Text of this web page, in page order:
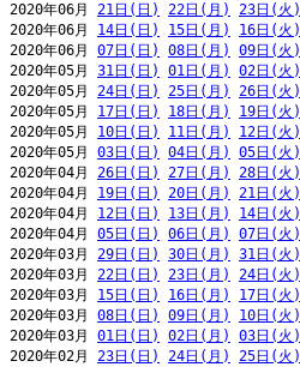
2020年06月 21日(日) 22日(月) 23日(火)
2020年06月 14日(日) 15日(月) 16日(火)
2020年06月 07日(日) 08日(月) 09日(火)
2020年05月 31日(日) 01日(月) 02日(火)
2020年05月 24日(日) 25日(月) 26日(火)
2020年05月 17日(日) 18日(月) 19日(火)
2020年05月 10日(日) 11日(月) 12日(火)
2020年05月 03日(日) 04日(月) 05日(火)
2020年04月 26日(日) 27日(月) 28日(火)
2020年04月 19日(日) 20日(月) 21日(火)
2020年04月 12日(日) 13日(月) 14日(火)
2020年04月 05日(日) 06日(月) 07日(火)
2020年03月 29日(日) 30日(月) 31日(火)
2020年03月 22日(日) 23日(月) 24日(火)
2020年03月 15日(日) 16日(月) 17日(火)
2020年03月 08日(日) 09日(月) 10日(火)
2020年03月 01日(日) 02日(月) 03日(火)
2020年02月 23日(日) 24日(月) 25日(火)